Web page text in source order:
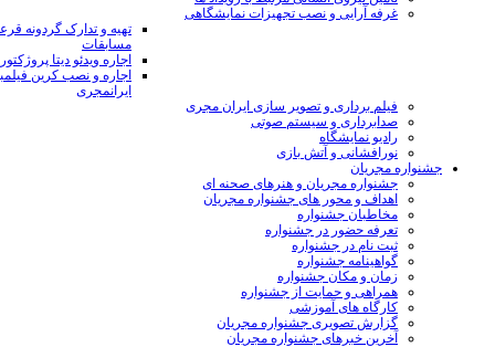
غرفه آرایی و نصب تجهیزات نمایشگاهی
تهیه و تدارک گردونه
مسابقات
اجاره ویدئو دیتا
اجاره و نصب کرین
ایرانمجری
فیلم برداری و تصویر سازی ایران مجری
صدابرداری و سیستم صوتی
رادیو نمایشگاه
نورافشانی و آتش بازی
جشنواره مجریان
جشنواره مجریان و هنرهای صحنه ای
اهداف و محور های جشنواره مجریان
مخاطبان جشنواره
تعرفه حضور در جشنواره
ثبت نام در جشنواره
گواهینامه جشنواره
زمان و مکان جشنواره
همراهی و حمایت از جشنواره
کارگاه های آموزشی
گزارش تصویری جشنواره مجریان
آخرین خبرهای جشنواره مجریان